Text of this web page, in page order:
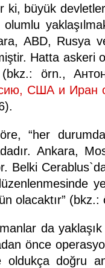
ki, büyük
ABD, Rusya
Hatta askeri
örn.,
США и Иран
“her
Ankara,
Belki
olacaktır”
da
önce
doğru